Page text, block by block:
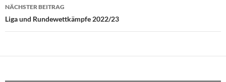
NÄCHSTER BEITRAG
Liga und Rundewettkämpfe 2022/23